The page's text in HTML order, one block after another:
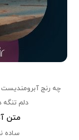
چه رنج
دلم تنگه
متن
ساده